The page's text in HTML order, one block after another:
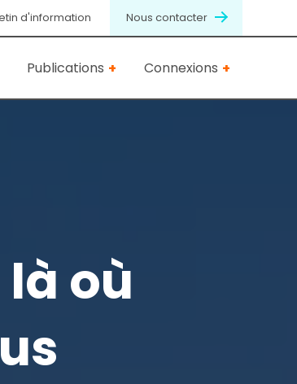
d'information Nous contacter
Publications Connexions
où